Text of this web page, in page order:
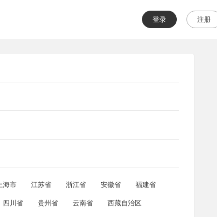
登录 注册
海市 江苏省 浙江省 安徽省 福建省
四川省 贵州省 云南省 西藏自治区